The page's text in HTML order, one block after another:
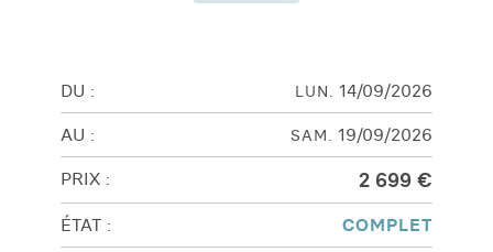
LUN. 14/09/2026
SAM. 19/09/2026
2 699 €
COMPLET